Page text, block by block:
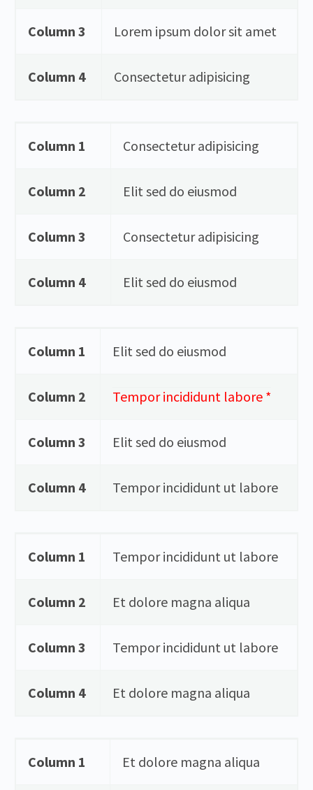
Column 3 Lorem ipsum dolor sit amet
Column 4 Consectetur adipisicing
Column 1 Consectetur adipisicing
Column 2 Elit sed do eiusmod
Column 3 Consectetur adipisicing
Column 4 Elit sed do eiusmod
Column 1 Elit sed do eiusmod
Column 2 Tempor incididunt labore *
Column 3 Elit sed do eiusmod
Column 4 Tempor incididunt ut labore
Column 1 Tempor incididunt ut labore
Column 2 Et dolore magna aliqua
Column 3 Tempor incididunt ut labore
Column 4 Et dolore magna aliqua
Column 1 Et dolore magna aliqua